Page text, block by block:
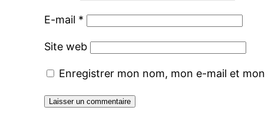
E-mail *
Site web
Enregistrer mon nom, mon e-mail et